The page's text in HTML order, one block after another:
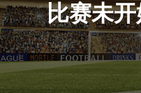
比赛未开